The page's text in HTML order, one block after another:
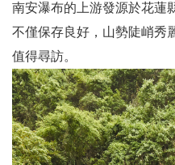
南安瀑布的上游發源於花蓮
不僅保存良好，山勢陡峭秀
值得尋訪。